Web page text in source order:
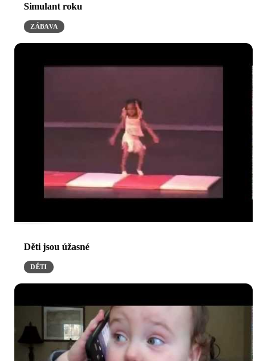
Simulant roku
ZÁBAVA
Děti jsou úžasné
DĚTI